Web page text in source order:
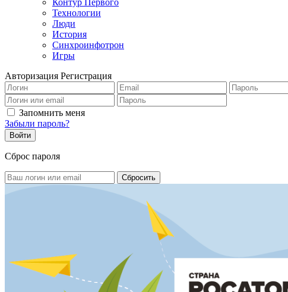
Контур Первого
Технологии
Люди
История
Синхроинфотрон
Игры
Авторизация Регистрация
Запомнить меня
Забыли пароль?
Сброс пароля